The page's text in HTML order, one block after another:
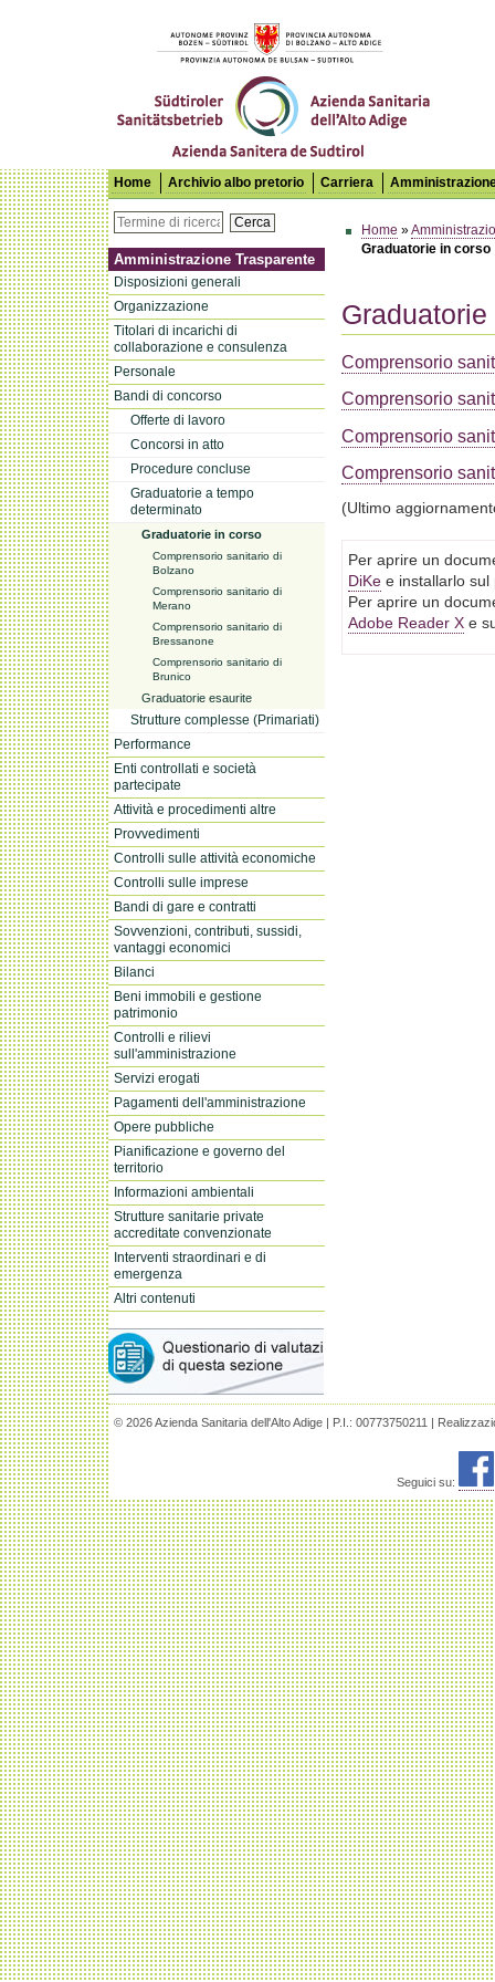
Azienda Sanitaria dell'Alto Adige
Home Archivio albo pretorio Carriera
Cerca
Amministrazione Trasparente
Disposizioni generali
Organizzazione
Titolari di incarichi di
collaborazione e consulenza
Personale
Bandi di concorso
Offerte di lavoro
Concorsi in atto
Procedure concluse
Graduatorie a tempo
determinato
Graduatorie in corso
Comprensorio sanitario di
Bolzano
Comprensorio sanitario di
Merano
Comprensorio sanitario di
Bressanone
Comprensorio sanitario di
Brunico
Graduatorie esaurite
Strutture complesse (Primariati)
Performance
Enti controllati e società
partecipate
Attività e procedimenti altre
Provvedimenti
Controlli sulle attività economiche
Controlli sulle imprese
Bandi di gare e contratti
Sovvenzioni, contributi, sussidi,
vantaggi economici
Bilanci
Beni immobili e gestione
patrimonio
Controlli e rilievi
sull'amministrazione
Servizi erogati
Pagamenti dell'amministrazione
Opere pubbliche
Pianificazione e governo del
territorio
Informazioni ambientali
Strutture sanitarie private
accreditate convenzionate
Interventi straordinari e di
emergenza
Altri contenuti
Home »
Graduatorie in corso
Comprensorio
Comprensorio
Comprensorio
Comprensorio
(Ultimo
Per aprire un
DiKe e installarlo sul
Per aprire un
Adobe Reader X e
© 2026 Azienda Sanitaria dell'Alto Adige | P.I.: 00773750211 |
Seguici su: